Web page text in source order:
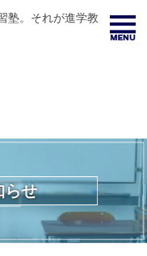
塾。それが進学教
らせ